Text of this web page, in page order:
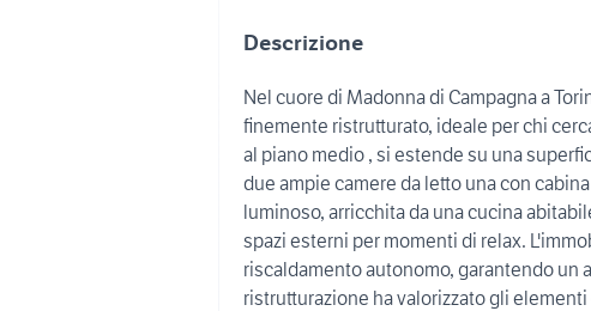
Descrizione
Nel cuore di Madonna di Campagna a
finemente ristrutturato, ideale per chi
al piano medio , si estende su una
due ampie camere da letto una con
luminoso, arricchita da una cucina
spazi esterni per momenti di relax.
riscaldamento autonomo, garantendo
ristrutturazione ha valorizzato gli